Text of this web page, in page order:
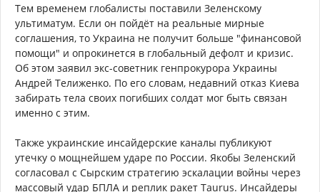
Тем временем глобалисты поставили Зеленскому
ультиматум. Если он пойдёт на реальные мирные
соглашения, то Украина не получит больше "финансовой
помощи" и опрокинется в глобальный дефолт и кризис.
Об этом заявил экс-советник генпрокурора Украины
Андрей Телиженко. По его словам, недавний отказ Киева
забирать тела своих погибших солдат мог быть связан
именно с этим.
Также украинские инсайдерские каналы публикуют
утечку о мощнейшем ударе по России. Якобы Зеленский
согласовал с Сырским стратегию эскалации войны через
массовый удар БПЛА и реплик ракет Taurus. Инсайдеры